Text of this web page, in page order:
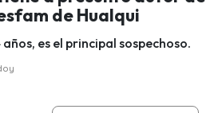
de Hualqui
es el principal sospechoso.